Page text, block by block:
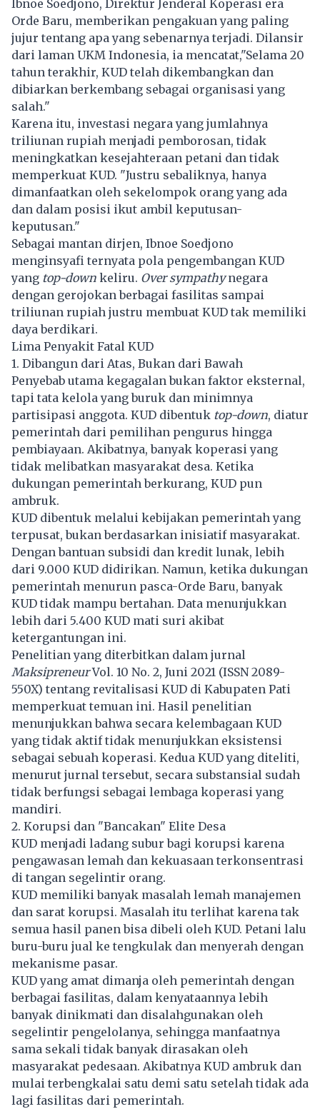
Ibnoe Soedjono, Direktur Jenderal Koperasi era
Orde Baru, memberikan pengakuan yang paling
jujur tentang apa yang sebenarnya terjadi. Dilansir
dari laman UKM Indonesia, ia mencatat,"Selama 20
tahun terakhir, KUD telah dikembangkan dan
dibiarkan berkembang sebagai organisasi yang
salah."
Karena itu, investasi negara yang jumlahnya
triliunan rupiah menjadi pemborosan, tidak
meningkatkan kesejahteraan petani dan tidak
memperkuat KUD. "Justru sebaliknya, hanya
dimanfaatkan oleh sekelompok orang yang ada
dan dalam posisi ikut ambil keputusan-
keputusan."
Sebagai mantan dirjen, Ibnoe Soedjono
menginsyafi ternyata pola pengembangan KUD
yang top-down keliru. Over sympathynegara
dengan gerojokan berbagai fasilitas sampai
triliunan rupiah justru membuat KUD tak memiliki
daya berdikari.
Lima Penyakit Fatal KUD
1. Dibangun dari Atas, Bukan dari Bawah
Penyebab utama kegagalan bukan faktor eksternal,
tapi tata kelola yang buruk dan minimnya
partisipasi anggota. KUD dibentuk top-down, diatur
pemerintah dari pemilihan pengurus hingga
pembiayaan. Akibatnya, banyak koperasi yang
tidak melibatkan masyarakat desa. Ketika
dukungan pemerintah berkurang, KUD pun
ambruk.
KUD dibentuk melalui kebijakan pemerintah yang
terpusat, bukan berdasarkan inisiatif masyarakat.
Dengan bantuan subsidi dan kredit lunak, lebih
dari 9.000 KUD didirikan. Namun, ketika dukungan
pemerintah menurun pasca-Orde Baru, banyak
KUD tidak mampu bertahan. Data menunjukkan
lebih dari 5.400 KUD mati suri akibat
ketergantungan ini.
Penelitian yang diterbitkan dalam jurnal
MaksipreneurVol. 10 No. 2, Juni 2021 (ISSN 2089-
550X) tentang revitalisasi KUD di Kabupaten Pati
memperkuat temuan ini. Hasil penelitian
menunjukkan bahwa secara kelembagaan KUD
yang tidak aktif tidak menunjukkan eksistensi
sebagai sebuah koperasi. Kedua KUD yang diteliti,
menurut jurnal tersebut, secara substansial sudah
tidak berfungsi sebagai lembaga koperasi yang
mandiri.
2. Korupsi dan "Bancakan" Elite Desa
KUD menjadi ladang subur bagi korupsi karena
pengawasan lemah dan kekuasaan terkonsentrasi
di tangan segelintir orang.
KUD memiliki banyak masalah lemah manajemen
dan sarat korupsi. Masalah itu terlihat karena tak
semua hasil panen bisa dibeli oleh KUD. Petani lalu
buru-buru jual ke tengkulak dan menyerah dengan
mekanisme pasar.
KUD yang amat dimanja oleh pemerintah dengan
berbagai fasilitas, dalam kenyataannya lebih
banyak dinikmati dan disalahgunakan oleh
segelintir pengelolanya, sehingga manfaatnya
sama sekali tidak banyak dirasakan oleh
masyarakat pedesaan. Akibatnya KUD ambruk dan
mulai terbengkalai satu demi satu setelah tidak ada
lagi fasilitas dari pemerintah.